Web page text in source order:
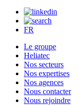
FR
Le groupe
Heliatec
Nos secteurs
Nos expertises
Nos agences
Nous contacter
Nous rejoindre